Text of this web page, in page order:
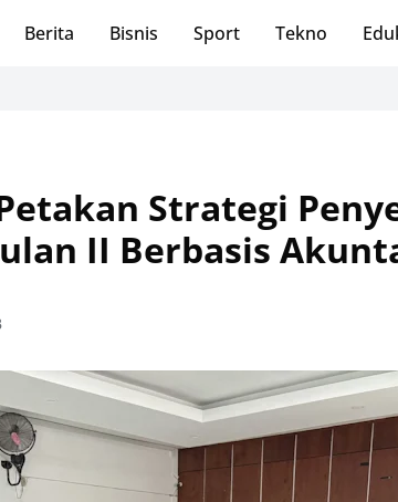
Berita Bisnis Sport Tekno
Strategi
II Berbasis